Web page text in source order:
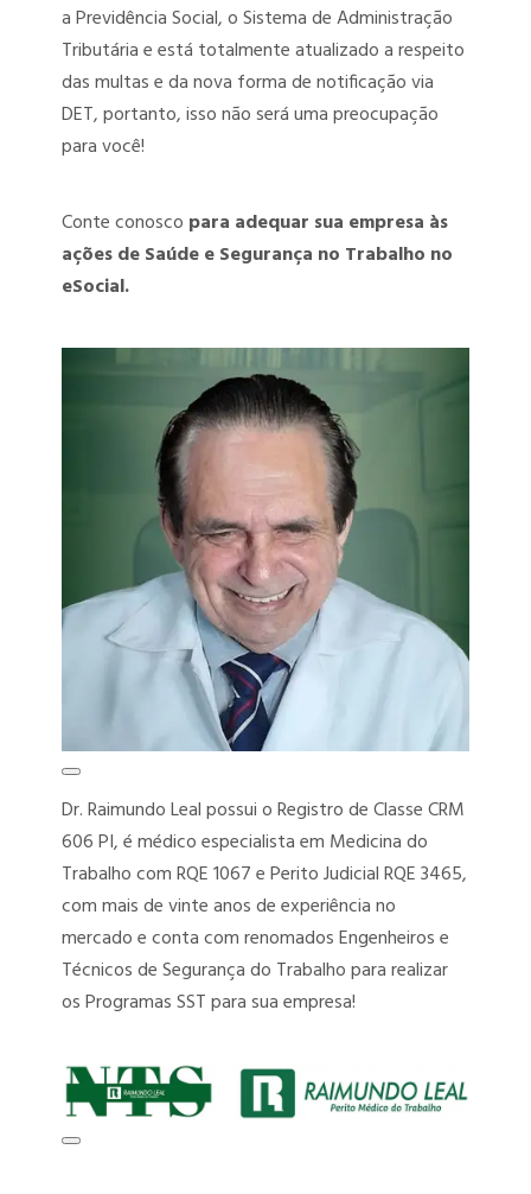
a Previdência Social, o Sistema de Administração
Tributária e está totalmente atualizado a respeito
das multas e da nova forma de notificação via
DET, portanto, isso não será uma preocupação
para você!
Conte conosco para adequar sua empresa às
ações de Saúde e Segurança no Trabalho no
eSocial.
Dr. Raimundo Leal possui o Registro de Classe CRM
606 PI, é médico especialista em Medicina do
Trabalho com RQE 1067 e Perito Judicial RQE 3465,
com mais de vinte anos de experiência no
mercado e conta com renomados Engenheiros e
Técnicos de Segurança do Trabalho para realizar
os Programas SST para sua empresa!